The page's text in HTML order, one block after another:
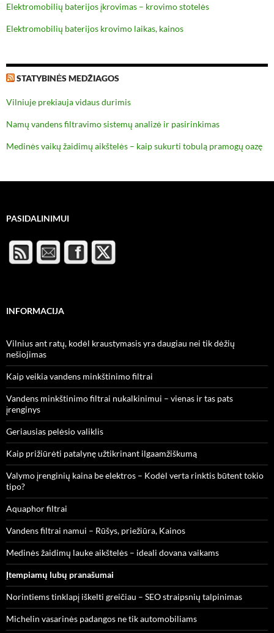
Elektromobilių baterijos įkrovimas – krovimo stotelės
Elektromobilių baterijos krovimo laikas, kainos
STATYBINĖS MEDŽIAGOS
Vilniuje prekiauja vidaus durimis
Namų vandens filtravimo sistemų analizė ir pasirinkimas
Medinės vaikų žaidimų aikštelės – kaip sukurti tobulą pramogų oazę
PASIDALINIMUI
INFORMACIJA
Vilnius ant ratų, kodėl kraustymasis yra daugiau nei tik dėžių
nešiojimas
Kaip veikia vandens minkštinimo filtrai
Vandens minkštinimo filtrai nukalkinimui – vienas ir tas pats
įrenginys
Geriausias pelėsio valiklis
Kaip prižiūrėti patalynę užtikrinant ilgaamžiškumą
Valymo įrenginių kaina be elektros – Kodėl verta rinktis būtent tokio
tipo?
Aquaphor filtrai
Vandens filtrai namui – Rūšys, priežiūra, Kainos
Medinės žaidimų lauke aikštelės – ideali dovana vaikams
Įtempiamų lubų pranašumai
Norintiems tinklapį iškelti greičiau – SEO straipsnių talpinimas
Michelin vasarinės padangos ne tik automobiliams